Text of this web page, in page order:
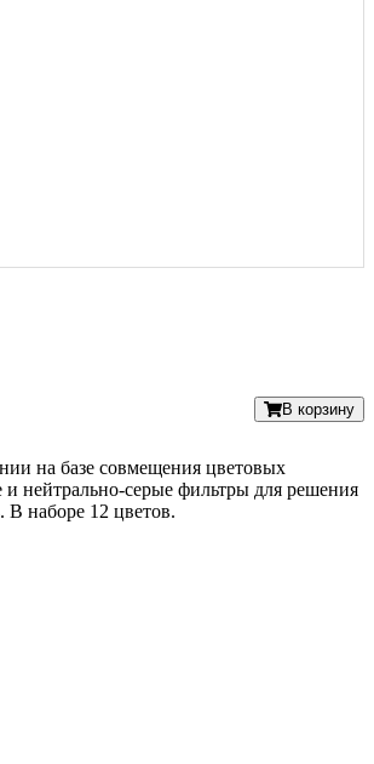
В корзину
на базе совмещения цветовых
нейтрально-серые фильтры для решения
В наборе 12 цветов.